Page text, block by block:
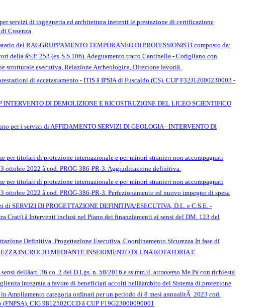
servizi di ingegneria ed architettura inerenti le prestazione di certificazione
Cosenza
del RAGGRUPPAMENTO TEMPORANEO DI PROFESSIONISTI composto da:
âS.P. 253 (ex S.S.106). Adeguamento tratto Cantinella - Corigliano con
esecutiva, Relazione Archeologica, Direzione lavoriâ.
di accatastamento - ITIS â IPSIA di Fuscaldo (CS). CUP F32J12000230003 -
DI DEMOLIZIONE E RICOSTRUZIONE DEL LICEO SCIENTIFICO
per i servizi di AFFIDAMENTO SERVIZI DI GEOLOGIA - INTERVENTO DI
per titolari di protezione internazionale e per minori stranieri non accompagnati
2022 â cod. PROG-386-PR-3. Aggiudicazione definitiva.
per titolari di protezione internazionale e per minori stranieri non accompagnati
2022 â cod. PROG-386-PR-3. Perfezionamento ed nuovo impegno di spesa
SERVIZI DI PROGETTAZIONE DEFINITIVA/ESECUTIVA, D.L. e C.S.E. -
â Interventi inclusi nel Piano dei finanziamenti ai sensi del DM. 123 del
Definitiva, Progettazione Esecutiva, Coordinamento Sicurezza In fase di
INCROCIO MEDIANTE INSERIMENTO DI UNA ROTATORIA E
dellâart. 36 co. 2 del D.Lgs. n. 50/2016 e ss.mm.ii, attraverso Me.Pa con richiesta
integrata a favore di beneficiari accolti nellâambito del Sistema di protezione
Ampliamento categoria ordinari per un periodo di 8 mesi annualitÃ 2023 cod.
CIG 9812502CCD â CUP F19G23000090001